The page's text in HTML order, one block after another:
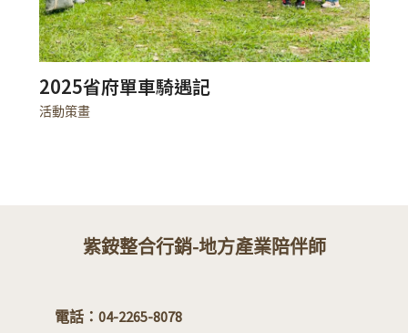
2025省府單車騎遇記
活動策畫
紫銨整合行銷-地方產業陪伴師
電話：04-2265-8078